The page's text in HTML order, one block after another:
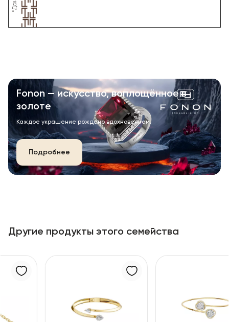
Fonon — искусство, воплощённое в
золоте
Каждое украшение рождено вдохновением.
Подробнее
Другие продукты этого семейства